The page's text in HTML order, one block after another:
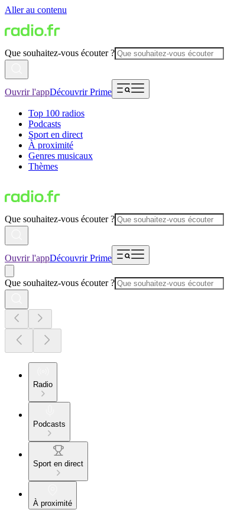
Aller au contenu
Que souhaitez-vous écouter ?
Ouvrir l'appDécouvrir Prime
Top 100 radios
Podcasts
Sport en direct
À proximité
Genres musicaux
Thèmes
Que souhaitez-vous écouter ?
Ouvrir l'appDécouvrir Prime
Que souhaitez-vous écouter ?
Radio
Podcasts
Sport en direct
À proximité